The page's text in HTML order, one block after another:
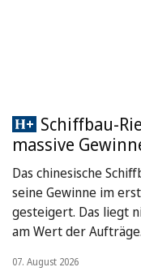
Schiffbau-
massive
Das chinesische
seine Gewinne im
gesteigert. Das liegt
am Wert der Aufträge.
07. August 2026